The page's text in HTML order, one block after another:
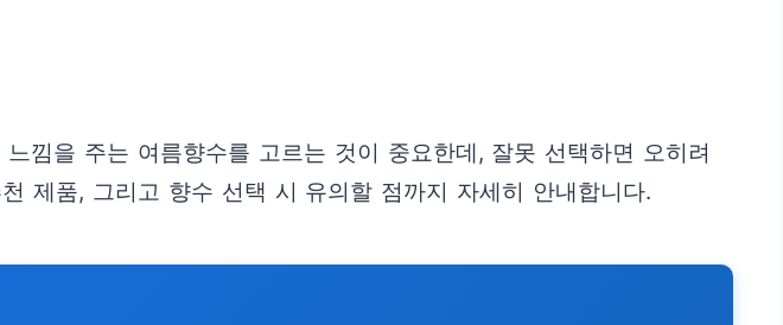
낌을 주는 여름향수를 고르는 것이 중요한데, 잘못 선택하면 오히려
제품, 그리고 향수 선택 시 유의할 점까지 자세히 안내합니다.